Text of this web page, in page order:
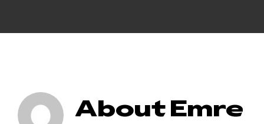
About Emre